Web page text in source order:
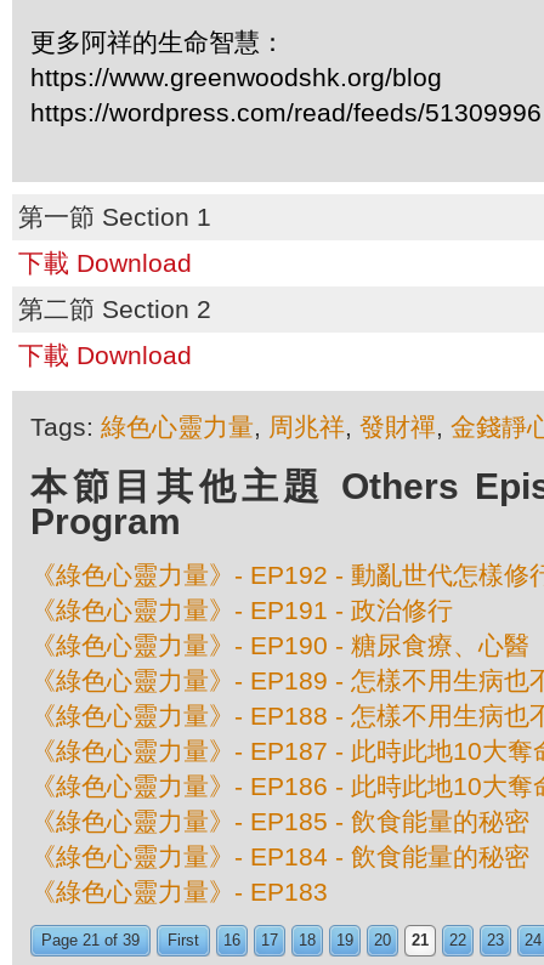
更多阿祥的生命智慧：
https://www.greenwoodshk.org/blog
https://wordpress.com/read/feeds/51309996
第一節 Section 1
下載 Download
第二節 Section 2
下載 Download
Tags: 綠色心靈力量, 周兆祥, 發財禪, 金錢靜
本節目其他主題 Others
Program
《綠色心靈力量》- EP192 - 動亂世代怎樣修
《綠色心靈力量》- EP191 - 政治修行
《綠色心靈力量》- EP190 - 糖尿食療、心醫
《綠色心靈力量》- EP189 - 怎樣不用生病也
《綠色心靈力量》- EP188 - 怎樣不用生病也
《綠色心靈力量》- EP187 - 此時此地10大奪
《綠色心靈力量》- EP186 - 此時此地10大奪
《綠色心靈力量》- EP185 - 飲食能量的秘密
《綠色心靈力量》- EP184 - 飲食能量的秘密
《綠色心靈力量》- EP183
Page 21 of 39 First 16 17 18 19 20 21 22 23 24